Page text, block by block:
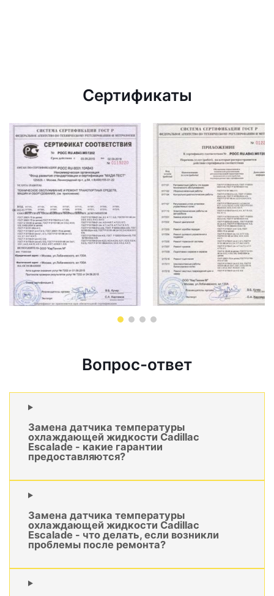
Сертификаты
Вопрос-ответ
Замена датчика температуры
охлаждающей жидкости Cadillac
Escalade - какие гарантии
предоставляются?
Замена датчика температуры
охлаждающей жидкости Cadillac
Escalade - что делать, если возникли
проблемы после ремонта?